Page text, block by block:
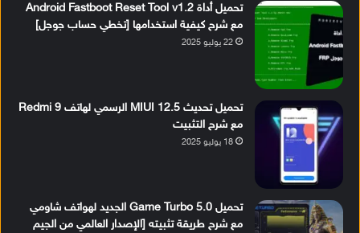
تحميل أداة Android Fastboot Reset Tool v1.2
مع شرح كيفية استخدامها [تخطي حساب جوجل]
22 يوليو 2025
تحميل تحديث MIUI 12.5 الرسمي لهاتف Redmi 9
مع شرح التثبيت
18 يوليو 2025
تحميل Game Turbo 5.0 الجديد لهواتف شاومي
مع شرح طريقة تثبيته [الإصدار العالمي من الجيم